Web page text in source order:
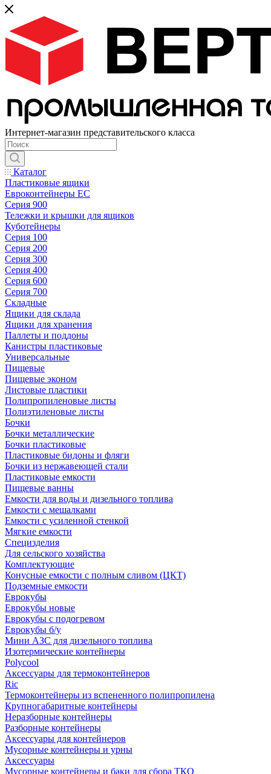
Интернет-магазин представительского класса
Каталог
Пластиковые ящики
Евроконтейнеры ЕС
Серия 900
Тележки и крышки для ящиков
Куботейнеры
Серия 100
Серия 200
Серия 300
Серия 400
Серия 600
Серия 700
Складные
Ящики для склада
Ящики для хранения
Паллеты и поддоны
Канистры пластиковые
Универсальные
Пищевые
Пищевые эконом
Листовые пластики
Полипропиленовые листы
Полиэтиленовые листы
Бочки
Бочки металлические
Бочки пластиковые
Пластиковые бидоны и фляги
Бочки из нержавеющей стали
Пластиковые емкости
Пищевые ванны
Емкости для воды и дизельного топлива
Емкости с мешалками
Емкости с усиленной стенкой
Мягкие емкости
Специзделия
Для сельского хозяйства
Комплектующие
Конусные емкости с полным сливом (ЦКТ)
Подземные емкости
Еврокубы
Еврокубы новые
Еврокубы с подогревом
Еврокубы б/у
Мини АЗС для дизельного топлива
Изотермические контейнеры
Polycool
Аксессуары для термоконтейнеров
Ric
Термоконтейнеры из вспененного полипропилена
Крупногабаритные контейнеры
Неразборные контейнеры
Разборные контейнеры
Аксессуары для контейнеров
Мусорные контейнеры и урны
Аксессуары
Мусорные контейнеры и баки для сбора ТКО